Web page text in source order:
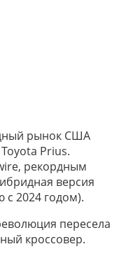
рынок США
Prius.
рекордным
версия
с 2024 годом).
пересела
кроссовер.